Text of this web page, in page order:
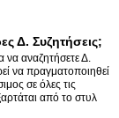
Δ. Συζητήσεις;
να αναζητήσετε Δ.
να πραγματοποιηθεί
σε όλες τις
από το στυλ